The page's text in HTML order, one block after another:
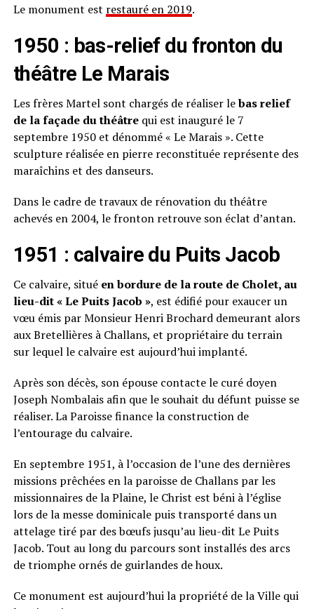
Le monument est restauré en 2019.
1950 : bas-relief du fronton du
théâtre Le Marais
Les frères Martel sont chargés de réaliser lebas relief
de la façade du théâtrequi est inauguré le 7
septembre 1950 et dénommé « Le Marais ». Cette
sculpture réalisée en pierre reconstituée représente des
maraîchins et des danseurs.
Dans le cadre de travaux de rénovation du théâtre
achevés en 2004, le fronton retrouve son éclat d’antan.
1951 : calvaire du Puits Jacob
Ce calvaire, situé en bordure de la route de Cholet, au
lieu-dit « Le Puits Jacob », est édifié pour exaucer un
vœu émis par Monsieur Henri Brochard demeurant alors
aux Bretellières à Challans, et propriétaire du terrain
sur lequel le calvaire est aujourd’hui implanté.
Après son décès, son épouse contacte le curé doyen
Joseph Nombalais afin que le souhait du défunt puisse se
réaliser. La Paroisse finance la construction de
l’entourage du calvaire.
En septembre 1951, à l’occasion de l’une des dernières
missions prêchées en la paroisse de Challans par les
missionnaires de la Plaine, le Christ est béni à l’église
lors de la messe dominicale puis transporté dans un
attelage tiré par des bœufs jusqu’au lieu-dit Le Puits
Jacob. Tout au long du parcours sont installés des arcs
de triomphe ornés de guirlandes de houx.
Ce monument est aujourd’hui la propriété de la Ville qui